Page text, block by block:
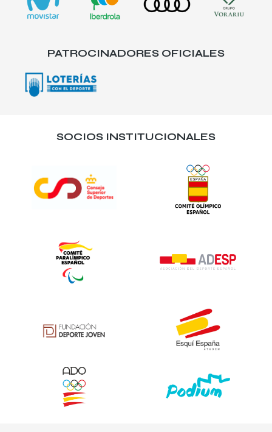
PATROCINADORES OFICIALES
SOCIOS INSTITUCIONALES